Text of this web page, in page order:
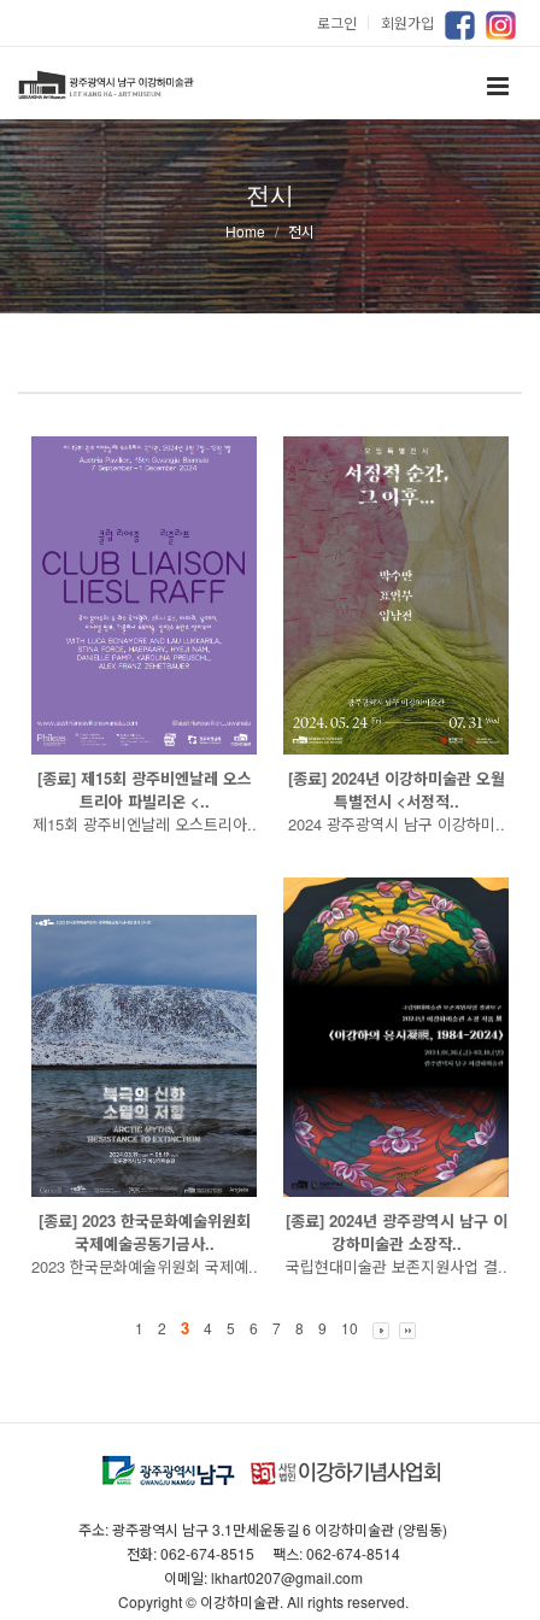
로그인 ｜ 회원가입
전시
Home 전시
[종료] 제15회 광주비엔날레 오스
트리아 파빌리온 <..
제15회 광주비엔날레 오스트리아..
[종료] 2024년 이강하미술관 오월
특별전시 <서정적..
2024 광주광역시 남구 이강하미..
[종료] 2023 한국문화예술위원회
국제예술공동기금사..
2023 한국문화예술위원회 국제예..
[종료] 2024년 광주광역시 남구 이
강하미술관 소장작..
국립현대미술관 보존지원사업 결..
1 2 3 4 5 6 7 8 9 10
주소: 광주광역시 남구 3.1만세운동길 6 이강하미술관 (양림동)
전화: 062-674-8515
팩스: 062-674-8514
이메일: lkhart0207@gmail.com
Copyright © 이강하미술관. All rights reserved.